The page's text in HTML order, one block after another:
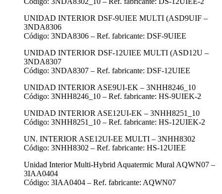
UNIDAD INTERIOR DSF-9UIEE MULTI (ASD9UIF –
3NDA8306
Código: 3NDA8306 – Ref. fabricante: DSF-9UIEE
UNIDAD INTERIOR DSF-12UIEE MULTI (ASD12U –
3NDA8307
Código: 3NDA8307 – Ref. fabricante: DSF-12UIEE
UNIDAD INTERIOR ASE9UI-EK – 3NHH8246_10
Código: 3NHH8246_10 – Ref. fabricante: HS-9UIEK-2
UNIDAD INTERIOR ASE12UI-EK – 3NHH8251_10
Código: 3NHH8251_10 – Ref. fabricante: HS-12UIEK-2
UN. INTERIOR ASE12UI-EE MULTI – 3NHH8302
Código: 3NHH8302 – Ref. fabricante: HS-12UIEE
Unidad Interior Multi-Hybrid Aquatermic Mural AQWN07 –
3IAA0404
Código: 3IAA0404 – Ref. fabricante: AQWN07